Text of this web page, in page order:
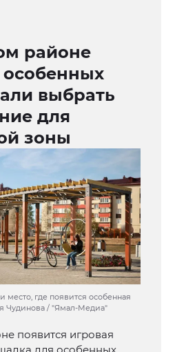
районе
выбрать
для
зоны
место, где появится особенная
Чудинова / "Ямал-Медиа"
появится игровая